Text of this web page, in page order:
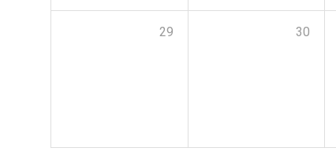
29 30